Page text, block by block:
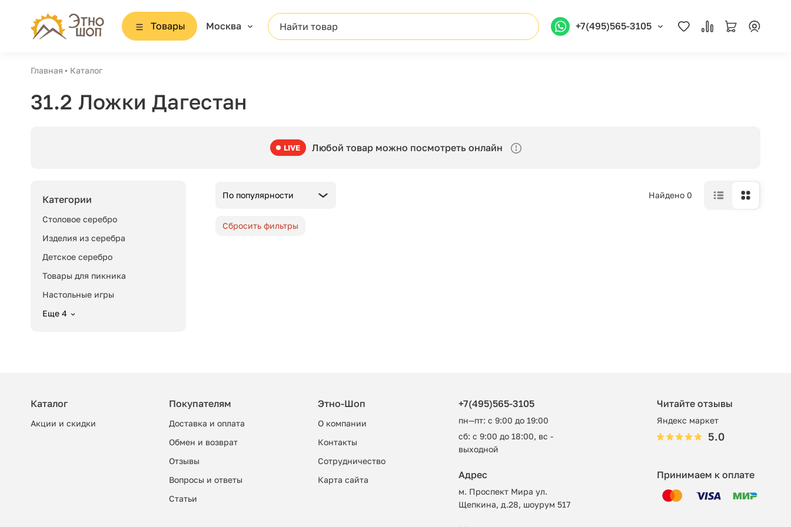
Товары Москва Найти товар +7(495)565-3105
Главная Каталог
31.2 Ложки Дагестан
LIVE Любой товар можно посмотреть онлайн
Категории
Столовое серебро
Изделия из серебра
Детское серебро
Товары для пикника
Настольные игры
Еще 4
По популярности Найдено 0
Сбросить фильтры
Каталог
Акции и скидки
Покупателям
Доставка и оплата
Обмен и возврат
Отзывы
Вопросы и ответы
Cтатьи
Этно-Шоп
О компании
Контакты
Сотрудничество
Карта сайта
+7(495)565-3105
пн—пт: с 9:00 до 19:00
сб: с 9:00 до 18:00, вс -
выходной
Читайте отзывы
Яндекс маркет
5.0
Адрес
м. Проспект Мира ул.
Щепкина, д.28, шоурум 517
Принимаем к оплате